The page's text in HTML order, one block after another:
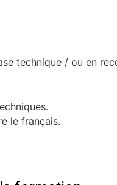
technique / ou en
le français.